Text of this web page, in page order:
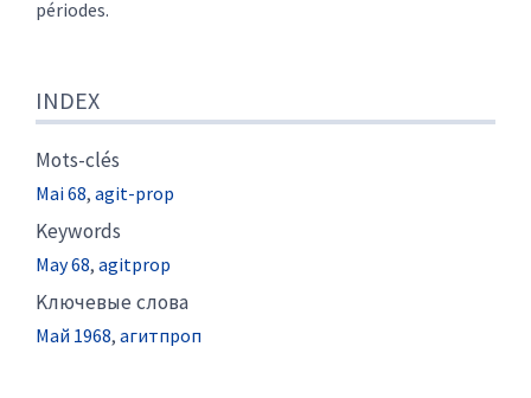
périodes.
INDEX
Mots-clés
Mai 68, agit-prop
Keywords
May 68, agitprop
Kлючевые слова
Май 1968, агитпроп